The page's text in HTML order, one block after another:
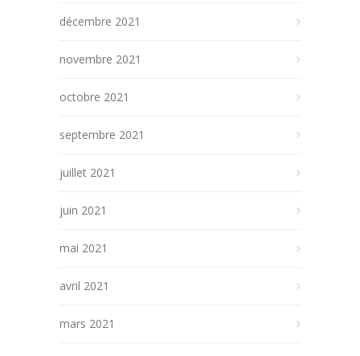
décembre 2021
novembre 2021
octobre 2021
septembre 2021
juillet 2021
juin 2021
mai 2021
avril 2021
mars 2021